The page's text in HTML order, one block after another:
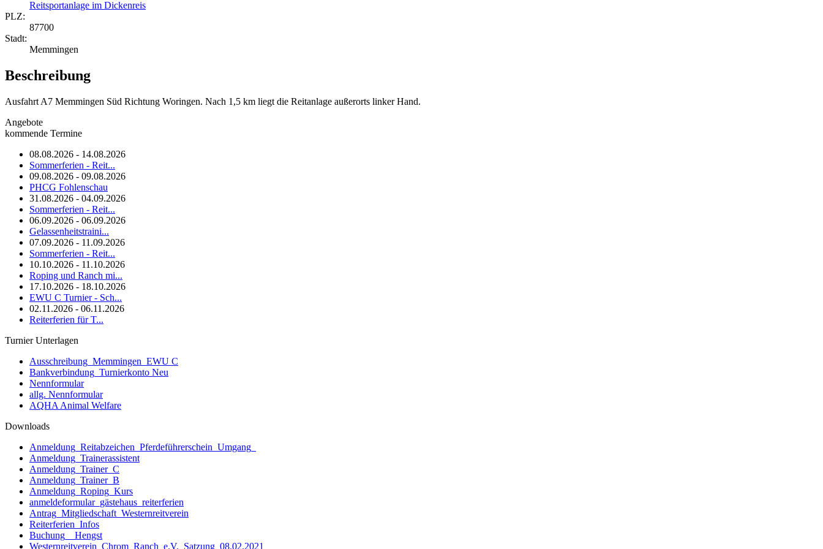
Reitsportanlage im Dickenreis
PLZ:
87700
Stadt:
Memmingen
Beschreibung
Ausfahrt A7 Memmingen Süd Richtung Woringen. Nach 1,5 km liegt die Reitanlage außerorts linker Hand.
Angebote
kommende Termine
08.08.2026 - 14.08.2026
Sommerferien - Reit...
09.08.2026 - 09.08.2026
PHCG Fohlenschau
31.08.2026 - 04.09.2026
Sommerferien - Reit...
06.09.2026 - 06.09.2026
Gelassenheitstraini...
07.09.2026 - 11.09.2026
Sommerferien - Reit...
10.10.2026 - 11.10.2026
Roping und Ranch mi...
17.10.2026 - 18.10.2026
EWU C Turnier - Sch...
02.11.2026 - 06.11.2026
Reiterferien für T...
Turnier Unterlagen
Ausschreibung_Memmingen_EWU C
Bankverbindung_Turnierkonto Neu
Nennformular
allg. Nennformular
AQHA Animal Welfare
Downloads
Anmeldung_Reitabzeichen_Pferdeführerschein_Umgang_
Anmeldung_Trainerassistent
Anmeldung_Trainer_C
Anmeldung_Trainer_B
Anmeldung_Roping_Kurs
anmeldeformular_gästehaus_reiterferien
Antrag_Mitgliedschaft_Westernreitverein
Reiterferien_Infos
Buchung__Hengst
Westernreitverein_Chrom_Ranch_e.V._Satzung_08.02.2021